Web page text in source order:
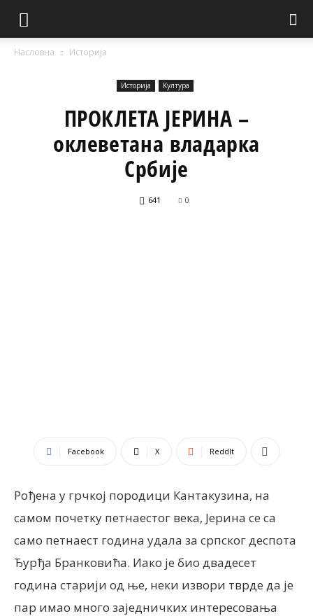
Насловна Историја
Историја Култура
ПРОКЛЕТА ЈЕРИНА –
оклеветана владарка
Србије
641 0
Facebook X ReddIt
Рођена у грчкој породици Кантакузина, на
самом почетку петнаестог века, Јерина се са
само петнаест година удала за српског деспота
Ђурђа Бранковића. Иако је био двадесет
година старији од ње, неки извори тврде да је
пар имао много заједничких интересовања